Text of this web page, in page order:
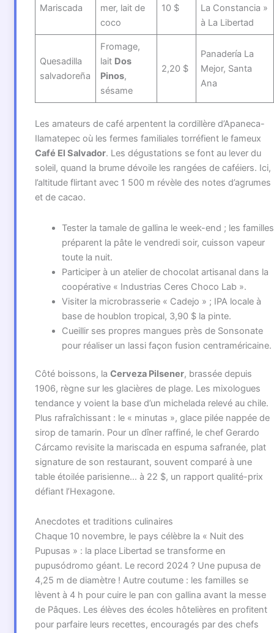
Mariscada
mer, lait de
coco
10 $
La Constancia »
à La Libertad
Quesadilla
salvadoreña
Fromage,
lait Dos
Pinos,
sésame
2,20 $
Panadería La
Mejor, Santa
Ana
Les amateurs de café arpentent la cordillère d’Apaneca-
Ilamatepec où les fermes familiales torréfient le fameux
Café El Salvador. Les dégustations se font au lever du
soleil, quand la brume dévoile les rangées de caféiers. Ici,
l’altitude flirtant avec 1 500 m révèle des notes d’agrumes
et de cacao.
Tester la tamale de gallina le week-end ; les familles
préparent la pâte le vendredi soir, cuisson vapeur
toute la nuit.
Participer à un atelier de chocolat artisanal dans la
coopérative « Industrias Ceres Choco Lab ».
Visiter la microbrasserie « Cadejo » ; IPA locale à
base de houblon tropical, 3,90 $ la pinte.
Cueillir ses propres mangues près de Sonsonate
pour réaliser un lassi façon fusion centraméricaine.
Côté boissons, la Cerveza Pilsener, brassée depuis
1906, règne sur les glacières de plage. Les mixologues
tendance y voient la base d’un michelada relevé au chile.
Plus rafraîchissant : le « minutas », glace pilée nappée de
sirop de tamarin. Pour un dîner raffiné, le chef Gerardo
Cárcamo revisite la mariscada en espuma safranée, plat
signature de son restaurant, souvent comparé à une
table étoilée parisienne… à 22 $, un rapport qualité-prix
défiant l’Hexagone.
Anecdotes et traditions culinaires
Chaque 10 novembre, le pays célèbre la « Nuit des
Pupusas » : la place Libertad se transforme en
pupusódromo géant. Le record 2024 ? Une pupusa de
4,25 m de diamètre ! Autre coutume : les familles se
lèvent à 4 h pour cuire le pan con gallina avant la messe
de Pâques. Les élèves des écoles hôtelières en profitent
pour parfaire leurs recettes, encouragés par des chefs